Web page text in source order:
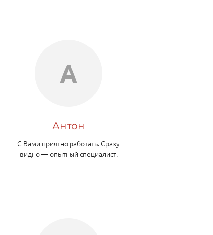
А
Антон
С Вами приятно работать. Сразу
видно — опытный специалист.